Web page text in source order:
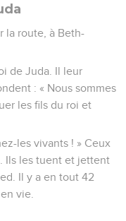
la route, à Beth-
de Juda. Il leur
: « Nous sommes
les fils du roi et
les vivants ! » Ceux
Ils les tuent et jettent
Il y a en tout 42
vie.